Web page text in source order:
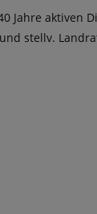
Jahre aktiven
stellv.